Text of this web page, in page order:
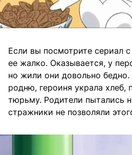
Если вы посмотрите сериал
ее жалко. Оказывается, у
но жили они довольно
родню, героиня украла хлеб,
тюрьму. Родители пытались
стражники не позволяли